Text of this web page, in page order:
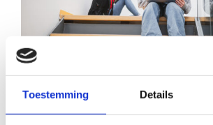
Toestemming Details
15 JULI 2026
Verkenning inkoop
ELO’s